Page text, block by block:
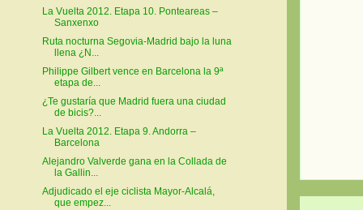
La Vuelta 2012. Etapa 10. Ponteareas –
Sanxenxo
Ruta nocturna Segovia-Madrid bajo la luna
llena ¿N...
Philippe Gilbert vence en Barcelona la 9ª
etapa de...
¿Te gustaría que Madrid fuera una ciudad
de bicis?...
La Vuelta 2012. Etapa 9. Andorra –
Barcelona
Alejandro Valverde gana en la Collada de
la Gallin...
Adjudicado el eje ciclista Mayor-Alcalá,
que empez...